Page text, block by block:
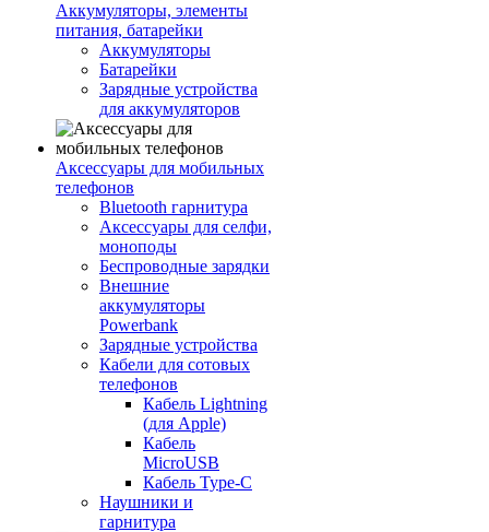
Аккумуляторы, элементы
питания, батарейки
Аккумуляторы
Батарейки
Зарядные устройства
для аккумуляторов
Аксессуары для мобильных
телефонов
Bluetooth гарнитура
Аксессуары для селфи,
моноподы
Беспроводные зарядки
Внешние
аккумуляторы
Powerbank
Зарядные устройства
Кабели для сотовых
телефонов
Кабель Lightning
(для Apple)
Кабель
MicroUSB
Кабель Type-C
Наушники и
гарнитура